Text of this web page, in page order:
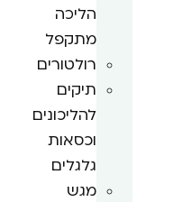
הליכה
מתקפל
רולטורים
תיקים
להליכונים
וכסאות
גלגלים
מגש